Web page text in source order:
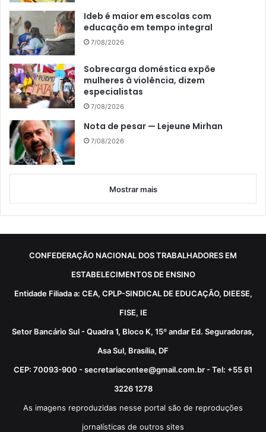
Ideb é maior em escolas com
educação em tempo integral
7/08/2026
Sobrecarga doméstica expõe
mulheres à violência, dizem
especialistas
7/08/2026
Nota de pesar — Lejeune Mirhan
7/08/2026
Mostrar mais
CONFEDERAÇÃO NACIONAL DOS TRABALHADORES EM
ESTABELECIMENTOS DE ENSINO
Entidade Filiada a: CEA, CPLP-SINDICAL DE EDUCAÇÃO, DIEESE,
FISE, IE
Setor Bancário Sul - Quadra 1, Bloco K, 15º andar Ed. Seguradoras,
Asa Sul, Brasília, DF
CEP: 70093-900 - secretariacontee@gmail.com.br - Tel: +55 61
3226 1278
As imagens reproduzidas nesse portal são de reproduções
jornalísticas de outros sites